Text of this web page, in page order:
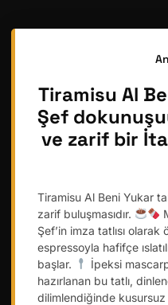
Tiramisu Al
Şef
ve zarif bir
Tiramisu Al Beni Yukar
zarif buluşmasıdır.
Şef’in imza tatlısı olarak
espressoyla hafifçe
başlar.
İpeksi
hazırlanan bu tatlı,
dilimlendiğinde kusursuz